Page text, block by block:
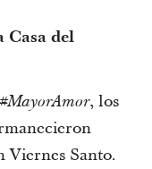
Casa del
#MayorAmor, los
Viernes Santo.